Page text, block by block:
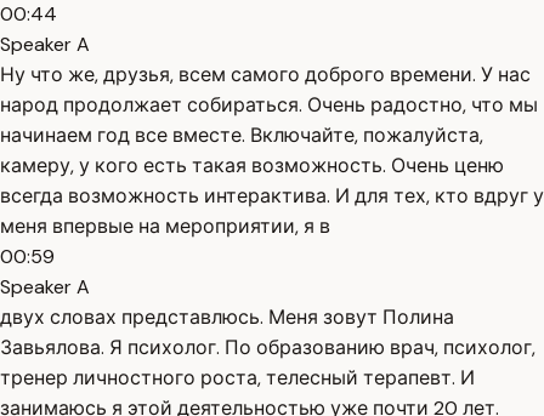
00:44
Speaker A
Ну что же, друзья, всем самого доброго времени. У нас
народ продолжает собираться. Очень радостно, что мы
начинаем год все вместе. Включайте, пожалуйста,
камеру, у кого есть такая возможность. Очень ценю
всегда возможность интерактива. И для тех, кто вдруг у
меня впервые на мероприятии, я в
00:59
Speaker A
двух словах представлюсь. Меня зовут Полина
Завьялова. Я психолог. По образованию врач, психолог,
тренер личностного роста, телесный терапевт. И
занимаюсь я этой деятельностью уже почти 20 лет.